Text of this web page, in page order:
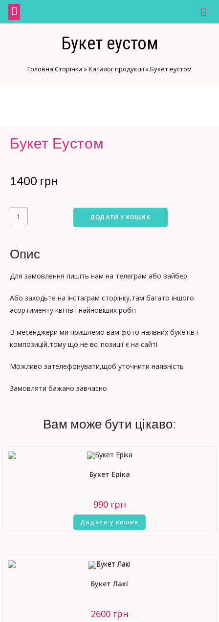
Букет еустом
Головна Сторінка »Каталог продукції»Букет еустом
Букет Еустом
1400 грн
ДОДАТИ У КОШИК
Опис
Для замовлення пишіть нам на телеграм або вайбер
Або заходьте на інстаграм сторінку,там багато іншого
асортименту квітів і найновіших робіт
В месенджери ми пришлемо вам фото наявних букетів і
композицій,тому що не всі позиції є на сайті
Можливо зателефонувати,щоб уточнити наявність
Замовляти бажано завчасно
Вам може бути цікаво:
Букет Еріка
990 грн
Додати у кошик
Букет Лакі
2600 грн